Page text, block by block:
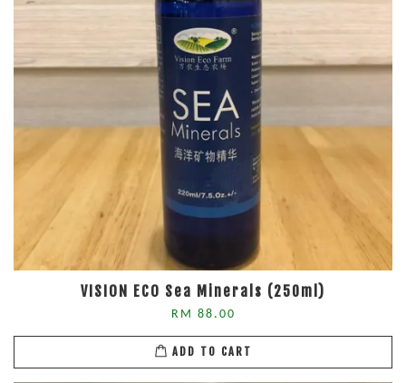
VISION ECO Sea Minerals (250ml)
RM 88.00
ADD TO CART